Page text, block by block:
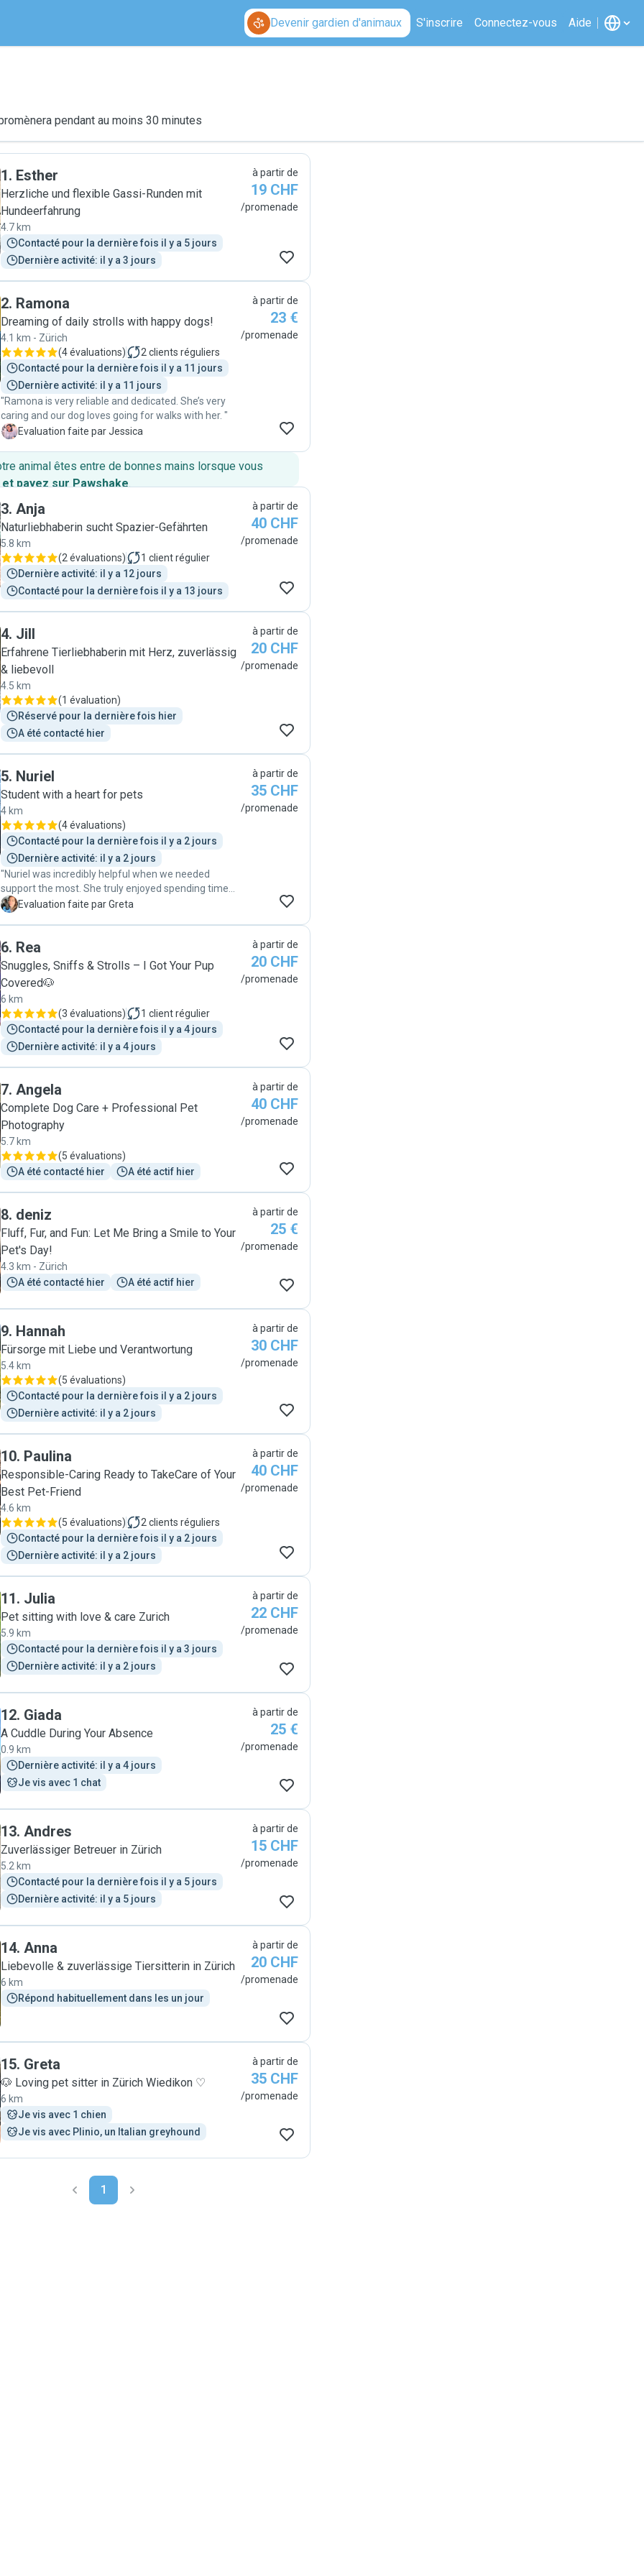
Devenir gardien d'animaux S'inscrire Connectez-vous Aide
pendant au moins 30 minutes
1. Esther
Herzliche und flexible Gassi-Runden mit
Hundeerfahrung
4.7 km
Contacté pour la dernière fois il y a 5 jours
Dernière activité: il y a 3 jours
à partir de
19 CHF
/promenade
2. Ramona
Dreaming of daily strolls with happy dogs!
4.1 km - Zürich
(4 évaluations) 2 clients réguliers
Contacté pour la dernière fois il y a 11 jours
Dernière activité: il y a 11 jours
"Ramona is very reliable and dedicated. She’s very
caring and our dog loves going for walks with her. "
J
Evaluation faite par Jessica
à partir de
23 €
/promenade
animal êtes entre de bonnes mains lorsque vous
payez sur Pawshake.
3. Anja
Naturliebhaberin sucht Spazier-Gefährten
5.8 km
(2 évaluations) 1 client régulier
Dernière activité: il y a 12 jours
Contacté pour la dernière fois il y a 13 jours
à partir de
40 CHF
/promenade
4. Jill
Erfahrene Tierliebhaberin mit Herz, zuverlässig
& liebevoll
4.5 km
(1 évaluation)
Réservé pour la dernière fois hier
A été contacté hier
à partir de
20 CHF
/promenade
5. Nuriel
Student with a heart for pets
4 km
(4 évaluations)
Contacté pour la dernière fois il y a 2 jours
Dernière activité: il y a 2 jours
"Nuriel was incredibly helpful when we needed
support the most. She truly enjoyed spending time
with Plínio and made sure he had plenty of walks,
city. Nuriel also gave us great tips on the best parks
to visit with dogs, which we really appreciated. We
highly recommend her and will definitely reach out to
her again in the future!"
G Evaluation faite par Greta
à partir de
35 CHF
/promenade
6. Rea
Snuggles, Sniffs & Strolls – I Got Your Pup
Covered🐶
6 km
(3 évaluations) 1 client régulier
Contacté pour la dernière fois il y a 4 jours
Dernière activité: il y a 4 jours
à partir de
20 CHF
/promenade
7. Angela
Complete Dog Care + Professional Pet
Photography
5.7 km
(5 évaluations)
A été contacté hier
A été actif hier
à partir de
40 CHF
/promenade
8. deniz
Fluff, Fur, and Fun: Let Me Bring a Smile to Your
Pet's Day!
4.3 km - Zürich
A été contacté hier
A été actif hier
à partir de
25 €
/promenade
9. Hannah
Fürsorge mit Liebe und Verantwortung
5.4 km
(5 évaluations)
Contacté pour la dernière fois il y a 2 jours
Dernière activité: il y a 2 jours
à partir de
30 CHF
/promenade
10. Paulina
Responsible-Caring Ready to TakeCare of Your
Best Pet-Friend
4.6 km
(5 évaluations) 2 clients réguliers
Contacté pour la dernière fois il y a 2 jours
Dernière activité: il y a 2 jours
à partir de
40 CHF
/promenade
11. Julia
Pet sitting with love & care Zurich
5.9 km
Contacté pour la dernière fois il y a 3 jours
Dernière activité: il y a 2 jours
à partir de
22 CHF
/promenade
12. Giada
A Cuddle During Your Absence
0.9 km
Dernière activité: il y a 4 jours
Je vis avec 1 chat
à partir de
25 €
/promenade
13. Andres
Zuverlässiger Betreuer in Zürich
5.2 km
Contacté pour la dernière fois il y a 5 jours
Dernière activité: il y a 5 jours
à partir de
15 CHF
/promenade
14. Anna
Liebevolle & zuverlässige Tiersitterin in Zürich
6 km
Répond habituellement dans les un jour
à partir de
20 CHF
/promenade
15. Greta
🐶 Loving pet sitter in Zürich Wiedikon ♡
6 km
Je vis avec 1 chien
Je vis avec Plinio, un Italian greyhound
à partir de
35 CHF
/promenade
1